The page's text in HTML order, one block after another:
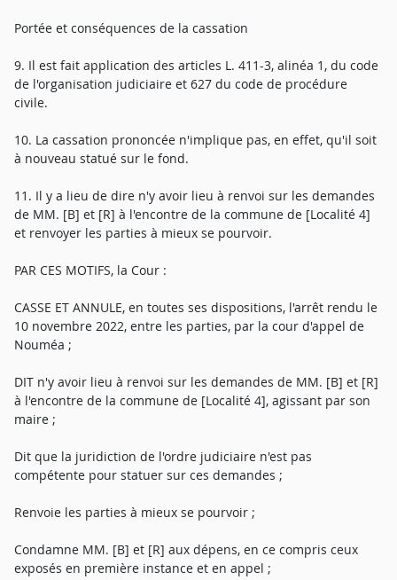
Portée et conséquences de la cassation
9. Il est fait application des articles L. 411-3, alinéa 1, du code
de l'organisation judiciaire et 627 du code de procédure
civile.
10. La cassation prononcée n'implique pas, en effet, qu'il soit
à nouveau statué sur le fond.
11. Il y a lieu de dire n'y avoir lieu à renvoi sur les demandes
de MM. [B] et [R] à l'encontre de la commune de [Localité 4]
et renvoyer les parties à mieux se pourvoir.
PAR CES MOTIFS, la Cour :
CASSE ET ANNULE, en toutes ses dispositions, l'arrêt rendu le
10 novembre 2022, entre les parties, par la cour d'appel de
Nouméa ;
DIT n'y avoir lieu à renvoi sur les demandes de MM. [B] et [R]
à l'encontre de la commune de [Localité 4], agissant par son
maire ;
Dit que la juridiction de l'ordre judiciaire n'est pas
compétente pour statuer sur ces demandes ;
Renvoie les parties à mieux se pourvoir ;
Condamne MM. [B] et [R] aux dépens, en ce compris ceux
exposés en première instance et en appel ;